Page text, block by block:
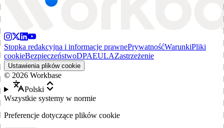
Stopka redakcyjna i informacje prawnePrywatnośćWarunkiPliki
cookieBezpieczeństwoDPAEULAZastrzeżenie
Ustawienia plików cookie
© 2026 Workbase
Polski
Wszystkie systemy w normie
Preferencje dotyczące plików cookie